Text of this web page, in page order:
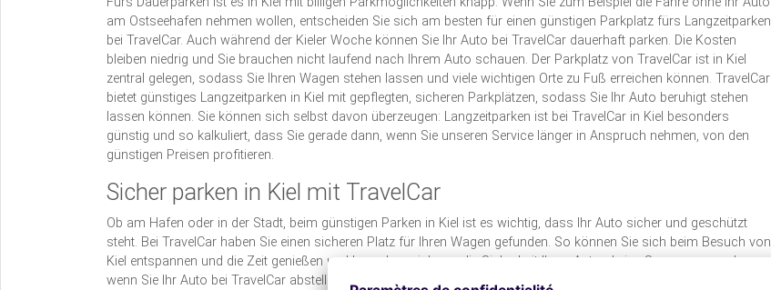
am Ostseehafen nehmen wollen, entscheiden Sie sich am besten für einen günstigen Parkplatz fürs Langzeitparken
bei TravelCar. Auch während der Kieler Woche können Sie Ihr Auto bei TravelCar dauerhaft parken. Die Kosten
bleiben niedrig und Sie brauchen nicht laufend nach Ihrem Auto schauen. Der Parkplatz von TravelCar ist in Kiel
zentral gelegen, sodass Sie Ihren Wagen stehen lassen und viele wichtigen Orte zu Fuß erreichen können. TravelCar
bietet günstiges Langzeitparken in Kiel mit gepflegten, sicheren Parkplätzen, sodass Sie Ihr Auto beruhigt stehen
lassen können. Sie können sich selbst davon überzeugen: Langzeitparken ist bei TravelCar in Kiel besonders
günstig und so kalkuliert, dass Sie gerade dann, wenn Sie unseren Service länger in Anspruch nehmen, von den
günstigen Preisen profitieren.
Sicher parken in Kiel mit TravelCar
Ob am Hafen oder in der Stadt, beim günstigen Parken in Kiel ist es wichtig, dass Ihr Auto sicher und geschützt
steht. Bei TravelCar haben Sie einen sicheren Platz für Ihren Wagen gefunden. So können Sie sich beim Besuch von
Kiel entspannen und die Zeit genießen und brauchen sich um die Sicherheit Ihres Autos keine Sorgen zu machen,
wenn Sie Ihr Auto bei TravelCar abstellen, denn auf dem Parkplatz von TravelCar ist Ihr Auto jederzeit, doch gerade